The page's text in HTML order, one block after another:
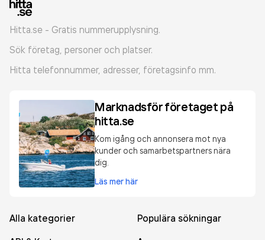
Hitta.se - Gratis nummerupplysning.
Sök företag, personer och platser.
Hitta telefonnummer, adresser, företagsinfo mm.
Marknadsför företaget på
hitta.se
Kom igång och annonsera mot nya
kunder och samarbetspartners nära
dig.
Läs mer här
Alla kategorier
Populära sökningar